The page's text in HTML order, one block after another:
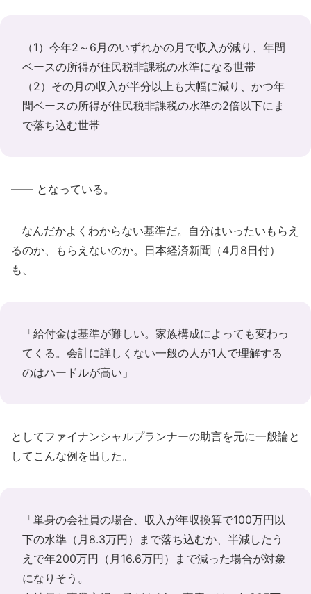
（1）今年2～6月のいずれかの月で収入が減り、年間
ベースの所得が住民税非課税の水準になる世帯
（2）その月の収入が半分以上も大幅に減り、かつ年
間ベースの所得が住民税非課税の水準の2倍以下にま
で落ち込む世帯
―― となっている。
なんだかよくわからない基準だ。自分はいったいもらえ
るのか、もらえないのか。日本経済新聞（4月8日付）
も、
「給付金は基準が難しい。家族構成によっても変わっ
てくる。会計に詳しくない一般の人が1人で理解する
のはハードルが高い」
としてファイナンシャルプランナーの助言を元に一般論と
してこんな例を出した。
「単身の会社員の場合、収入が年収換算で100万円以
下の水準（月8.3万円）まで落ち込むか、半減したう
えで年200万円（月16.6万円）まで減った場合が対象
になりそう。